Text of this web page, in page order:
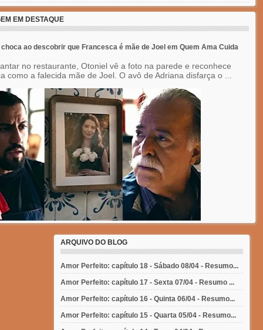
EM DESTAQUE
ao descobrir que Francesca é mãe de Joel em Quem Ama Cuida
no restaurante, Otoniel vê a foto na parede e reconhece
como a falecida mãe de Joel. O avô de Adriana disfarça o ...
ARQUIVO DO BLOG
Amor Perfeito: capítulo 18 - Sábado 08/04 - Resumo...
Amor Perfeito: capítulo 17 - Sexta 07/04 - Resumo ...
Amor Perfeito: capítulo 16 - Quinta 06/04 - Resumo...
Amor Perfeito: capítulo 15 - Quarta 05/04 - Resumo...